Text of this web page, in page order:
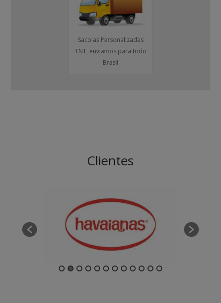
Sacolas Personalizadas
TNT, enviamos para todo
Brasil
Clientes